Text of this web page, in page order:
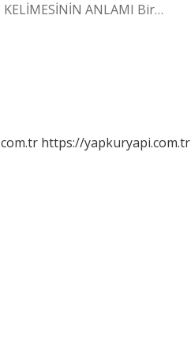
KELİMESİNİN ANLAMI Bir…
https://yapkuryapi.com.tr